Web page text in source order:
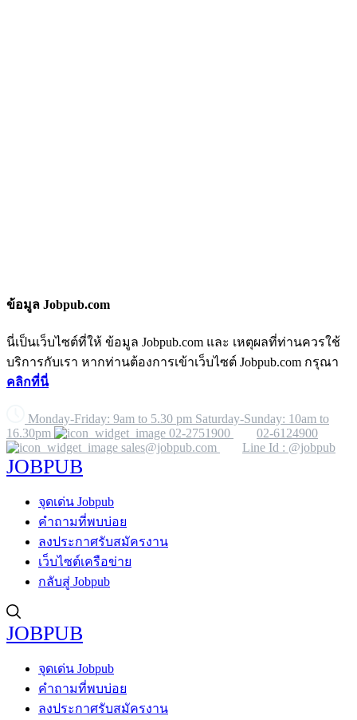
ข้อมูล Jobpub.com
นี่เป็นเว็บไซต์ที่ให้ ข้อมูล Jobpub.com และ เหตุผลที่ท่านควรใช้
บริการกับเรา หากท่านต้องการเข้าเว็บไซต์ Jobpub.com กรุณา
คลิกที่นี่
Monday-Friday: 9am to 5.30 pm Saturday-Sunday: 10am to
16.30pm
02-2751900
02-6124900
sales@jobpub.com
Line Id : @jobpub
JOBPUB
จุดเด่น Jobpub
คำถามที่พบบ่อย
ลงประกาศรับสมัครงาน
เว็บไซต์เครือข่าย
กลับสู่ Jobpub
JOBPUB
จุดเด่น Jobpub
คำถามที่พบบ่อย
ลงประกาศรับสมัครงาน